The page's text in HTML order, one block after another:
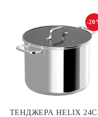
ТЕНДЖЕРА HELIX
-